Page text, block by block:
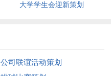
大学学生会迎新策划
公司联谊活动策划